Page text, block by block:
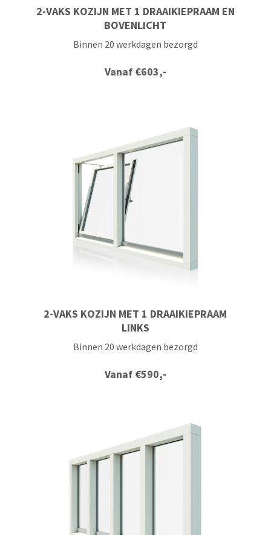
2-VAKS KOZIJN MET 1 DRAAIKIEPRAAM EN
BOVENLICHT
Vanaf €603,-
Binnen 20 werkdagen bezorgd
2-VAKS KOZIJN MET 1 DRAAIKIEPRAAM
LINKS
Vanaf €590,-
Binnen 20 werkdagen bezorgd